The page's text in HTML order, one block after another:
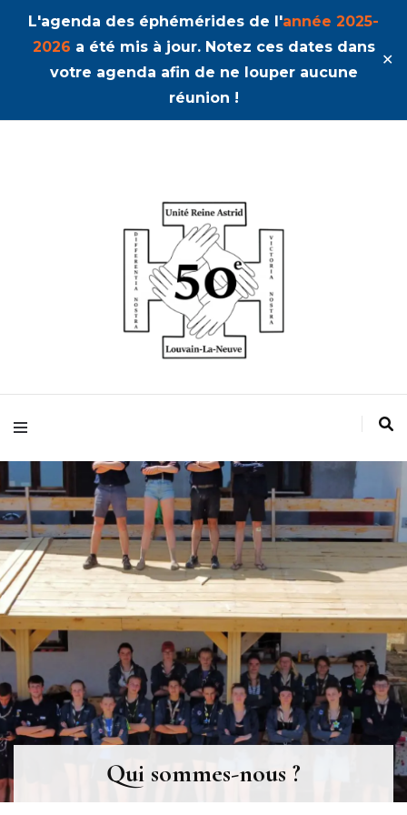
L'agenda des éphémérides de l'année 2025-
2026 a été mis à jour. Notez ces dates dans
votre agenda afin de ne louper aucune
réunion !
✕
Pihanga
Qui sommes-nous ?